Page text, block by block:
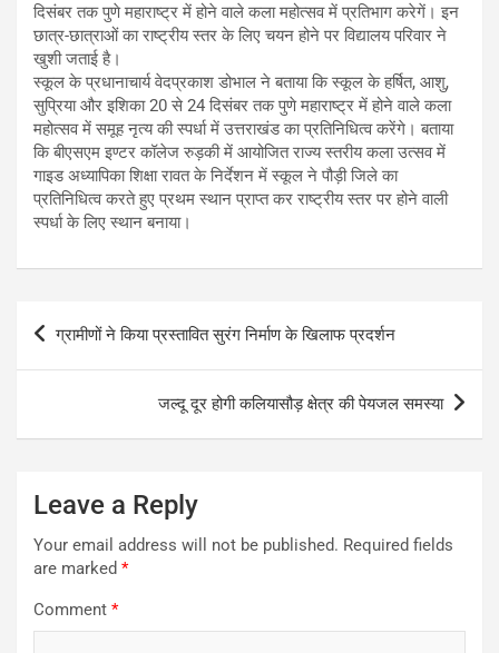
दिसंबर तक पुणे महाराष्ट्र में होने वाले कला महोत्सव में प्रतिभाग करेगें। इन
छात्र-छात्राओं का राष्ट्रीय स्तर के लिए चयन होने पर विद्यालय परिवार ने
खुशी जताई है।
स्कूल के प्रधानाचार्य वेदप्रकाश डोभाल ने बताया कि स्कूल के हर्षित, आशु,
सुप्रिया और इशिका 20 से 24 दिसंबर तक पुणे महाराष्ट्र में होने वाले कला
महोत्सव में समूह नृत्य की स्पर्धा में उत्तराखंड का प्रतिनिधित्व करेंगे। बताया
कि बीएसएम इण्टर कॉलेज रुड़की में आयोजित राज्य स्तरीय कला उत्सव में
गाइड अध्यापिका शिक्षा रावत के निर्देशन में स्कूल ने पौड़ी जिले का
प्रतिनिधित्व करते हुए प्रथम स्थान प्राप्त कर राष्ट्रीय स्तर पर होने वाली
स्पर्धा के लिए स्थान बनाया।
Post
navigation
ग्रामीणों ने किया प्रस्तावित सुरंग निर्माण के खिलाफ प्रदर्शन
जल्दू दूर होगी कलियासौड़ क्षेत्र की पेयजल समस्या
Leave a Reply
Your email address will not be published. Required fields
are marked *
Comment *